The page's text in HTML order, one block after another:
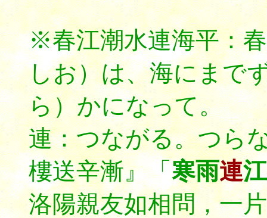
※春江潮水連海平：
しお）は、海にまで
ら）かになって。
連：つながる。つら
樓送辛漸』「寒雨連
洛陽親友如相問，一